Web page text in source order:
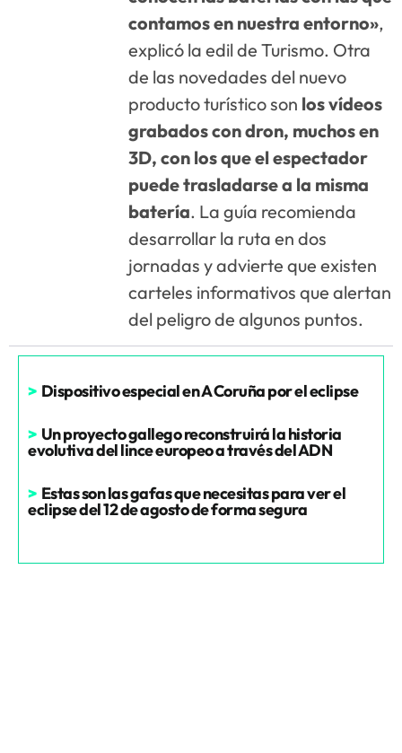
contamos en nuestra entorno»,
explicó la edil de Turismo. Otra
de las novedades del nuevo
producto turístico son los vídeos
grabados con dron, muchos en
3D, con los que el espectador
puede trasladarse a la misma
batería. La guía recomienda
desarrollar la ruta en dos
jornadas y advierte que existen
carteles informativos que alertan
del peligro de algunos puntos.
> Dispositivo especial en A Coruña por el eclipse
> Un proyecto gallego reconstruirá la historia
evolutiva del lince europeo a través del ADN
> Estas son las gafas que necesitas para ver el
eclipse del 12 de agosto de forma segura